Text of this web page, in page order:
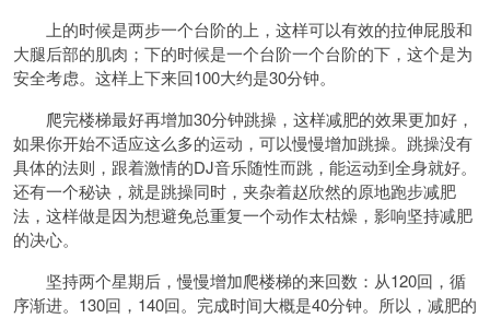
上的时候是两步一个台阶的上，这样可以有效的拉伸屁股和
大腿后部的肌肉；下的时候是一个台阶一个台阶的下，这个是为
安全考虑。这样上下来回100大约是30分钟。
爬完楼梯最好再增加30分钟跳操，这样减肥的效果更加好，
如果你开始不适应这么多的运动，可以慢慢增加跳操。跳操没有
具体的法则，跟着激情的DJ音乐随性而跳，能运动到全身就好。
还有一个秘诀，就是跳操同时，夹杂着赵欣然的原地跑步减肥
法，这样做是因为想避免总重复一个动作太枯燥，影响坚持减肥
的决心。
坚持两个星期后，慢慢增加爬楼梯的来回数：从120回，循
序渐进。130回，140回。完成时间大概是40分钟。所以，减肥的